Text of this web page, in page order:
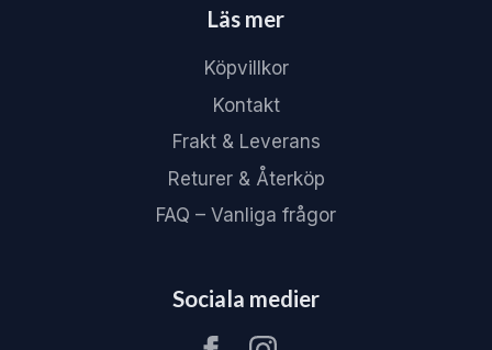
Läs mer
Köpvillkor
Kontakt
Frakt & Leverans
Returer & Återköp
FAQ – Vanliga frågor
Sociala medier